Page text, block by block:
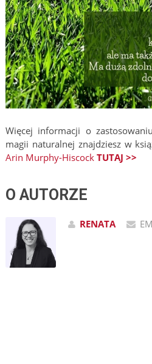
Więcej informacji o
magii naturalnej znajdziesz w
Arin Murphy-Hiscock TUTAJ >>
O AUTORZE
RENATA